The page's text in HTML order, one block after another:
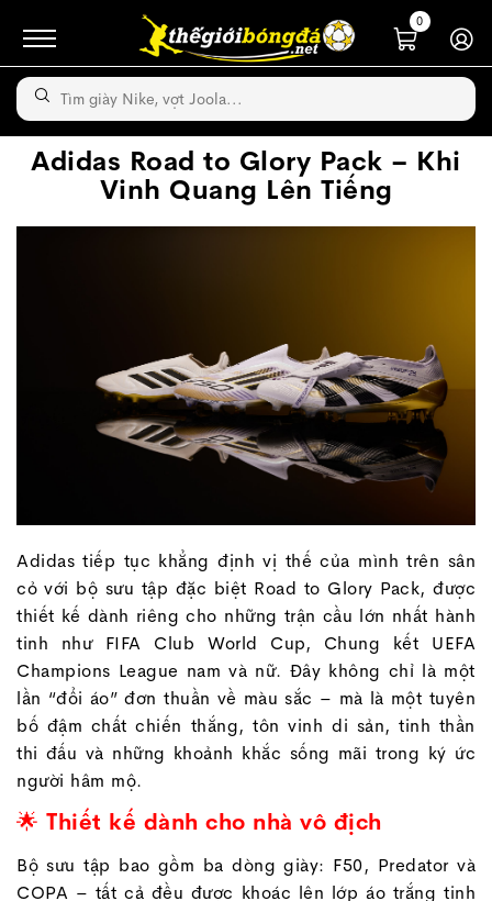
0
Adidas Road to Glory Pack – Khi
Vinh Quang Lên Tiếng
Adidas tiếp tục khẳng định vị thế của mình trên sân
cỏ với bộ sưu tập đặc biệt Road to Glory Pack, được
thiết kế dành riêng cho những trận cầu lớn nhất hành
tinh như FIFA Club World Cup, Chung kết UEFA
Champions League nam và nữ. Đây không chỉ là một
lần “đổi áo” đơn thuần về màu sắc – mà là một tuyên
bố đậm chất chiến thắng, tôn vinh di sản, tinh thần
thi đấu và những khoảnh khắc sống mãi trong ký ức
người hâm mộ.
🌟 Thiết kế dành cho nhà vô địch
Bộ sưu tập bao gồm ba dòng giày: F50, Predator và
COPA – tất cả đều được khoác lên lớp áo trắng tinh